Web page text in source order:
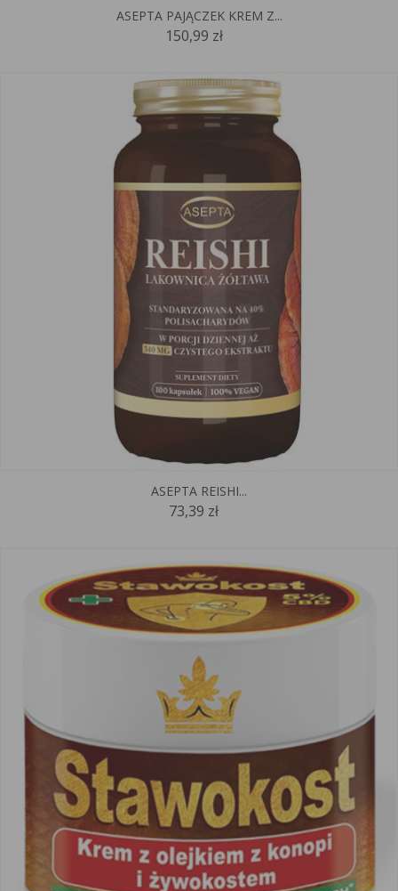
ASEPTA PAJĄCZEK KREM Z...
150,99 zł
ASEPTA REISHI...
73,39 zł